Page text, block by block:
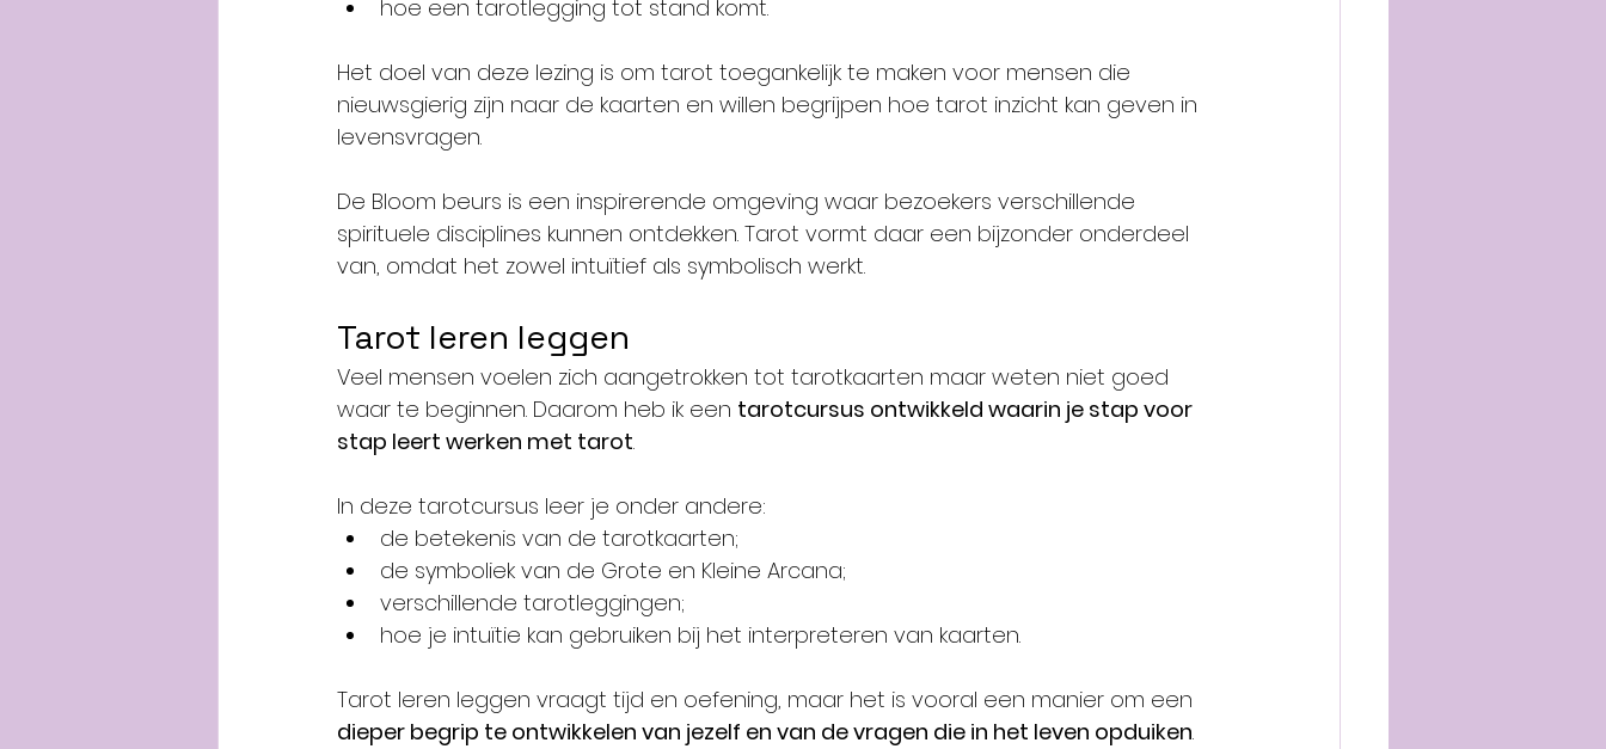
hoe een tarotlegging tot stand komt.
Het doel van deze lezing is om tarot toegankelijk te maken voor mensen die
nieuwsgierig zijn naar de kaarten en willen begrijpen hoe tarot inzicht kan geven in
levensvragen.
De Bloom beurs is een inspirerende omgeving waar bezoekers verschillende
spirituele disciplines kunnen ontdekken. Tarot vormt daar een bijzonder onderdeel
van, omdat het zowel intuïtief als symbolisch werkt.
Tarot leren leggen
Veel mensen voelen zich aangetrokken tot tarotkaarten maar weten niet goed
waar te beginnen. Daarom heb ik een tarotcursus ontwikkeld waarin je stap voor
stap leert werken met tarot.
In deze tarotcursus leer je onder andere:
de betekenis van de tarotkaarten;
de symboliek van de Grote en Kleine Arcana;
verschillende tarotleggingen;
hoe je intuïtie kan gebruiken bij het interpreteren van kaarten.
Tarot leren leggen vraagt tijd en oefening, maar het is vooral een manier om een
dieper begrip te ontwikkelen van jezelf en van de vragen die in het leven opduiken.